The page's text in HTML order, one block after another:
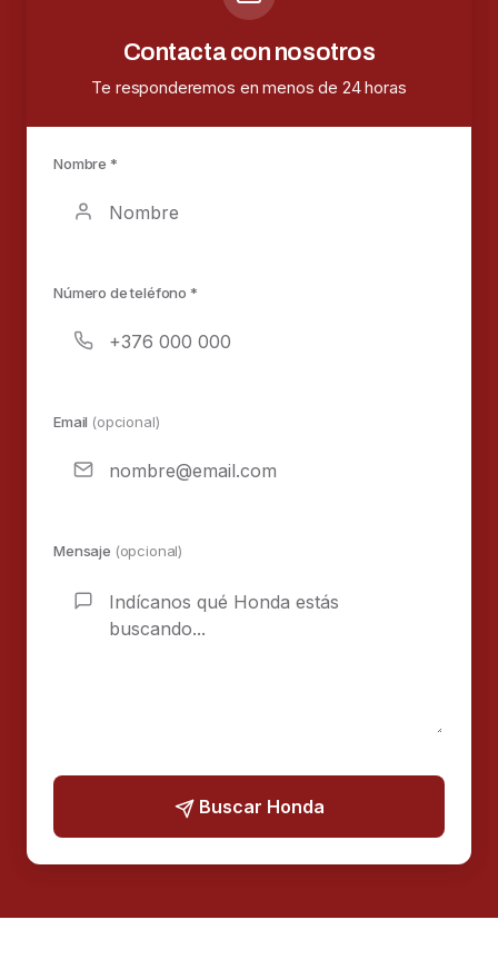
Contacta con nosotros
Te responderemos en menos de 24 horas
Nombre *
Número de teléfono *
Email (opcional)
Mensaje (opcional)
Buscar Honda